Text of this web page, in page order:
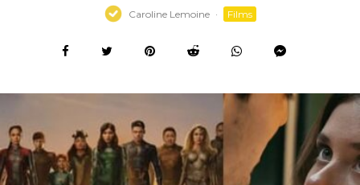
Caroline Lemoine · Films